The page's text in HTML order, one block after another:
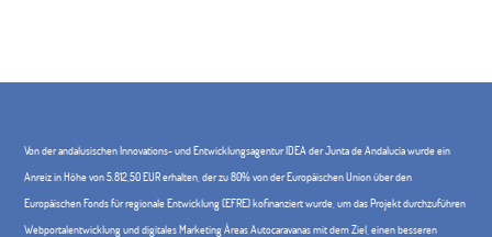
Von der andalusischen Innovations- und Entwicklungsagentur IDEA der Junta de Andalucía wurde ein
Anreiz in Höhe von 5.812,50 EUR erhalten, der zu 80% von der Europäischen Union über den
Europäischen Fonds für regionale Entwicklung (EFRE) kofinanziert wurde, um das Projekt durchzuführen
Webportalentwicklung und digitales Marketing Áreas Autocaravanas mit dem Ziel, einen besseren